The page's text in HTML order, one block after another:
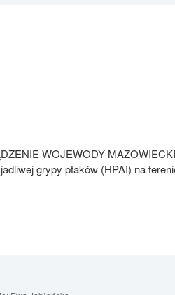
WOJEWODY
grypy ptaków (HPAI) na